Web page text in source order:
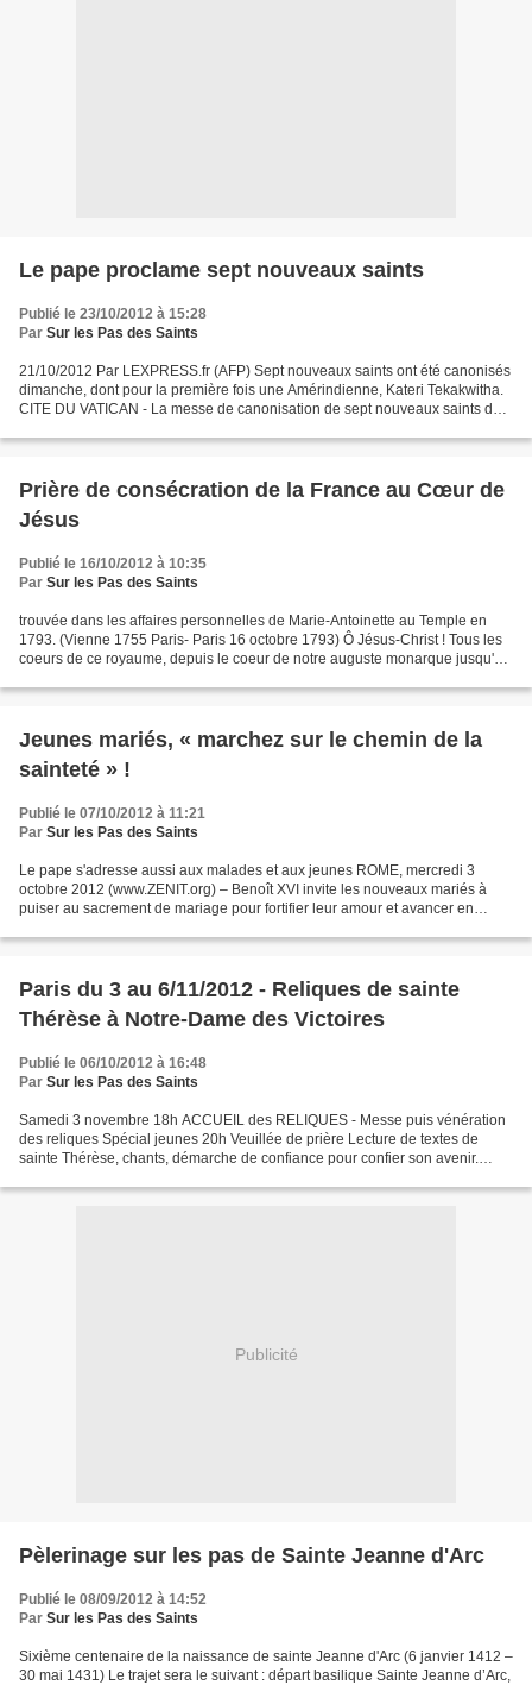
Le pape proclame sept nouveaux saints
Publié le 23/10/2012 à 15:28
Par Sur les Pas des Saints
21/10/2012 Par LEXPRESS.fr (AFP) Sept nouveaux saints ont été canonisés
dimanche, dont pour la première fois une Amérindienne, Kateri Tekakwitha.
CITE DU VATICAN - La messe de canonisation de sept nouveaux saints dont
Prière de consécration de la France au Cœur de
Jésus
Publié le 16/10/2012 à 10:35
Par Sur les Pas des Saints
trouvée dans les affaires personnelles de Marie-Antoinette au Temple en
1793. (Vienne 1755 Paris- Paris 16 octobre 1793) Ô Jésus-Christ ! Tous les
coeurs de ce royaume, depuis le coeur de notre auguste monarque jusqu'à
Jeunes mariés, « marchez sur le chemin de la
sainteté » !
Publié le 07/10/2012 à 11:21
Par Sur les Pas des Saints
Le pape s'adresse aussi aux malades et aux jeunes ROME, mercredi 3
octobre 2012 (www.ZENIT.org) – Benoît XVI invite les nouveaux mariés à
puiser au sacrement de mariage pour fortifier leur amour et avancer en
Paris du 3 au 6/11/2012 - Reliques de sainte
Thérèse à Notre-Dame des Victoires
Publié le 06/10/2012 à 16:48
Par Sur les Pas des Saints
Samedi 3 novembre 18h ACCUEIL des RELIQUES - Messe puis vénération
des reliques Spécial jeunes 20h Veuillée de prière Lecture de textes de
sainte Thérèse, chants, démarche de confiance pour confier son avenir.
Publicité
Pèlerinage sur les pas de Sainte Jeanne d'Arc
Publié le 08/09/2012 à 14:52
Par Sur les Pas des Saints
Sixième centenaire de la naissance de sainte Jeanne d'Arc (6 janvier 1412 –
30 mai 1431) Le trajet sera le suivant : départ basilique Sainte Jeanne d’Arc,